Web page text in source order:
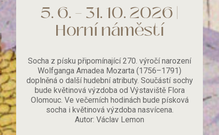
5. 6. – 31. 10. 2026 |
Horní náměstí
Socha z písku připomínající 270. výročí narození
Wolfganga Amadea Mozarta (1756–1791)
doplněná o další hudební atributy. Součástí sochy
bude květinová výzdoba od Výstaviště Flora
Olomouc. Ve večerních hodinách bude písková
socha i květinová výzdoba nasvícena.
Autor: Václav Lemon